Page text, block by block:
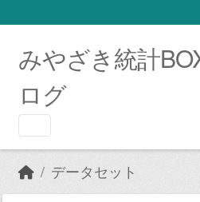
みやざき統計
ログ
データセット